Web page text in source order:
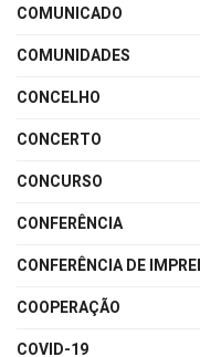
COMUNICADO
COMUNIDADES
CONCELHO
CONCERTO
CONCURSO
CONFERÊNCIA
CONFERÊNCIA DE
COOPERAÇÃO
COVID-19